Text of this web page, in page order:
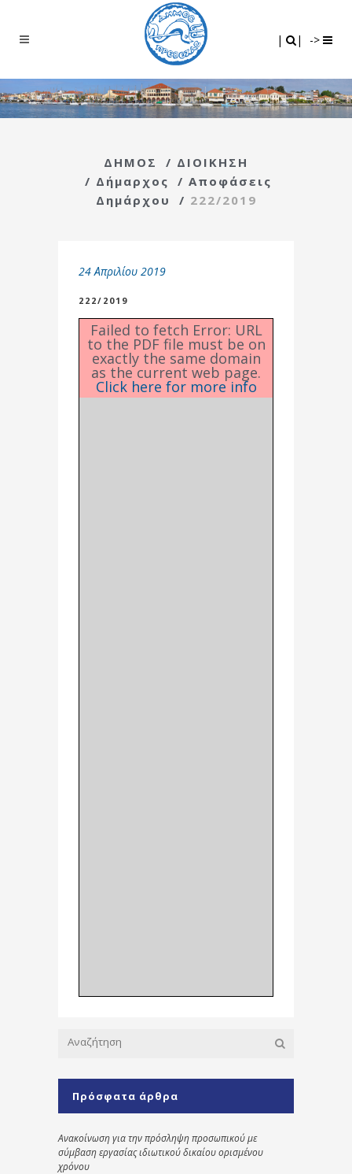
| | ->
ΔΗΜΟΣ / ΔΙΟΙΚΗΣΗ
/ Δήμαρχος / Αποφάσεις
Δημάρχου
/ 222/2019
24 Απριλίου 2019
222/2019
Failed to fetch Error: URL
to the PDF file must be on
exactly the same domain
as the current web page.
Click here for more info
Πρόσφατα άρθρα
Ανακοίνωση για την πρόσληψη προσωπικού με
σύμβαση εργασίας ιδιωτικού δικαίου ορισμένου
χρόνου